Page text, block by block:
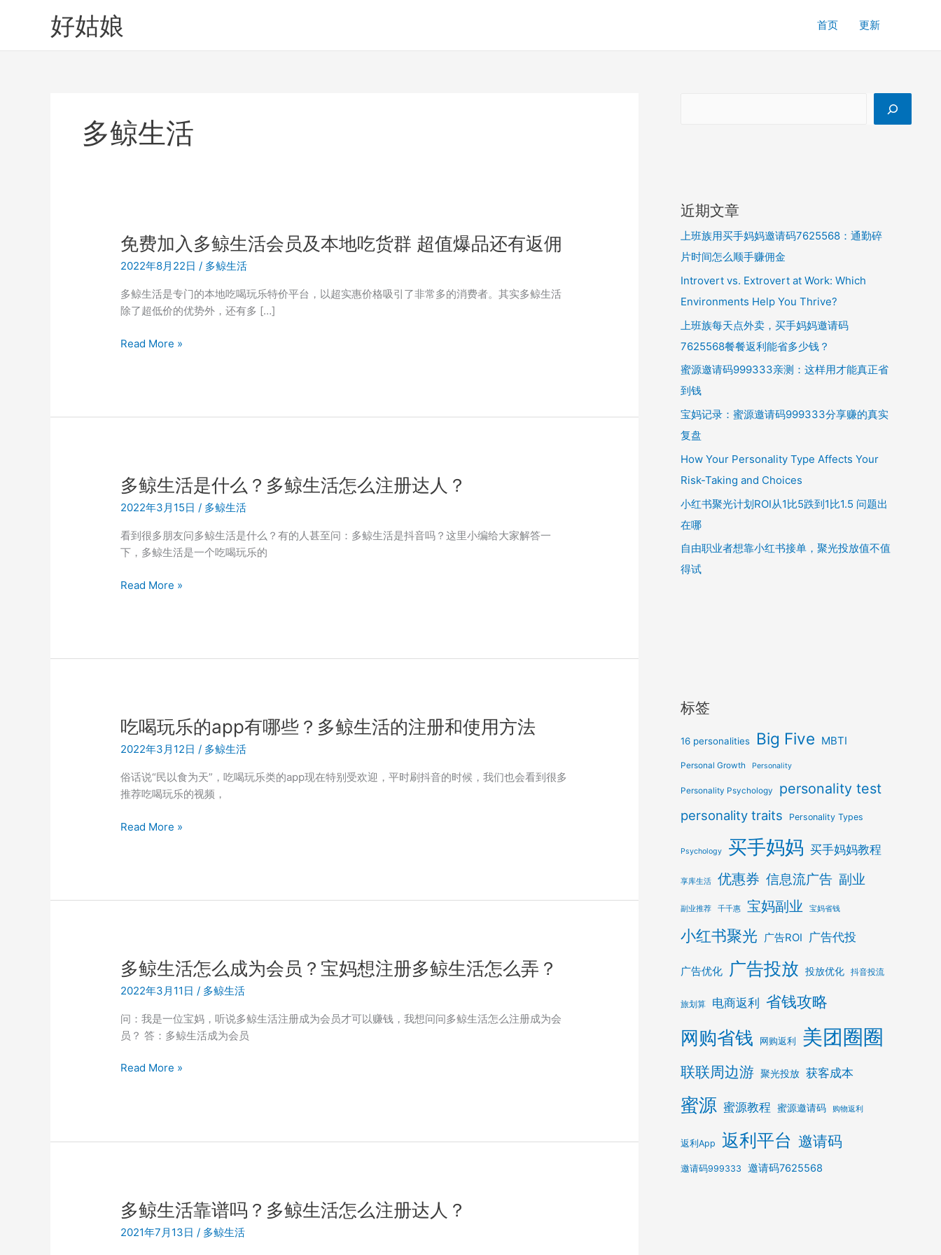
好姑娘 首页 更新
多鲸生活
免费加入多鲸生活会员及本地吃货群 超值爆品还有返佣
2022年8月22日/ 多鲸生活
多鲸生活是专门的本地吃喝玩乐特价平台，以超实惠价格吸引了非常多的消费者。其实多鲸生活
除了超低价的优势外，还有多 […]
免
会
员
及
本
地
吃
品
佣
Read More »
多鲸生活是什么？多鲸生活怎么注册达人？
2022年3月15日/ 多鲸生活
看到很多朋友问多鲸生活是什么？有的人甚至问：多鲸生活是抖音吗？这里小编给大家解答一
下，多鲸生活是一个吃喝玩乐的
多
鲸
生
活
么
注
Read More »
吃喝玩乐的app有哪些？多鲸生活的注册和使用方法
2022年3月12日/ 多鲸生活
俗话说“民以食为天”，吃喝玩乐类的app现在特别受欢迎，平时刷抖音的时候，我们也会看到很多
推荐吃喝玩乐的视频，
吃
些？
多
鲸
活
的
注
方
Read More »
多鲸生活怎么成为会员？宝妈想注册多鲸生活怎么弄？
2022年3月11日/ 多鲸生活
问：我是一位宝妈，听说多鲸生活注册成为会员才可以赚钱，我想问问多鲸生活怎么注册成为会
员？ 答：多鲸生活成为会员
多
会
员？
宝
Read More »
多鲸生活靠谱吗？多鲸生活怎么注册达人？
2021年7月13日 / 多鲸生活
近期文章
上班族用买手妈妈邀请码7625568：通勤碎
片时间怎么顺手赚佣金
Introvert vs. Extrovert at Work: Which
Environments Help You Thrive?
上班族每天点外卖，买手妈妈邀请码
7625568餐餐返利能省多少钱？
蜜源邀请码999333亲测：这样用才能真正省
到钱
宝妈记录：蜜源邀请码999333分享赚的真实
复盘
How Your Personality Type Affects Your
Risk-Taking and Choices
小红书聚光计划ROI从1比5跌到1比1.5 问题出
在哪
自由职业者想靠小红书接单，聚光投放值不值
得试
标签
16 personalities Big Five MBTI
Personal Growth Personality
Personality Psychology personality test
personality traits Personality Types
Psychology 买手妈妈 买手妈妈教程
享库生活 优惠券 信息流广告 副业
副业推荐 千千惠 宝妈副业 宝妈省钱
小红书聚光 广告ROI 广告代投
广告优化 广告投放 投放优化 抖音投流
旅划算 电商返利 省钱攻略
网购省钱 网购返利 美团圈圈
联联周边游 聚光投放 获客成本
蜜源 蜜源教程 蜜源邀请码 购物返利
返利App 返利平台 邀请码
邀请码999333 邀请码7625568